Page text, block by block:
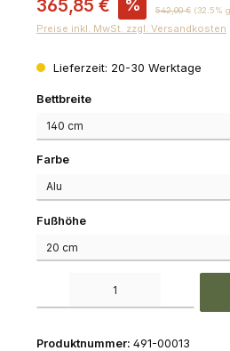
365,85 € % Regulärer Preis:
542,00 € (32.5%
Preise inkl. MwSt. zzgl. Versandkosten
Lieferzeit: 20-30 Werktage
Bettbreiteauswählen
Farbeauswählen
Fußhöheauswählen
Produktnummer: 491-00013